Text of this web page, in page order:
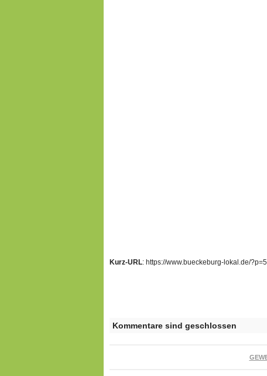
Kurz-URL: https://www.bueckeburg-lokal.de/
Kommentare sind geschlossen